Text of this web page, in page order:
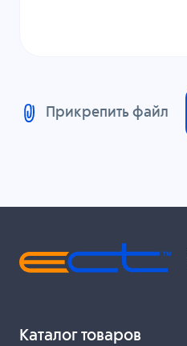
Прикрепить файл
Каталог товаров